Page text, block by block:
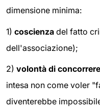
dimensione minima:
1) coscienza del fatto
dell'associazione);
2) volontà di concorrere
intesa non come voler
diventerebbe